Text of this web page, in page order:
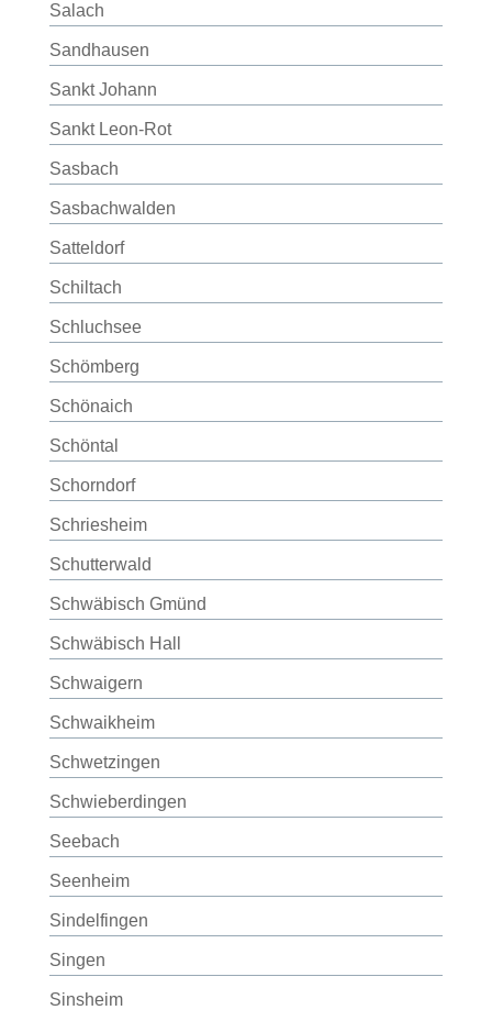
Salach
Sandhausen
Sankt Johann
Sankt Leon-Rot
Sasbach
Sasbachwalden
Satteldorf
Schiltach
Schluchsee
Schömberg
Schönaich
Schöntal
Schorndorf
Schriesheim
Schutterwald
Schwäbisch Gmünd
Schwäbisch Hall
Schwaigern
Schwaikheim
Schwetzingen
Schwieberdingen
Seebach
Seenheim
Sindelfingen
Singen
Sinsheim